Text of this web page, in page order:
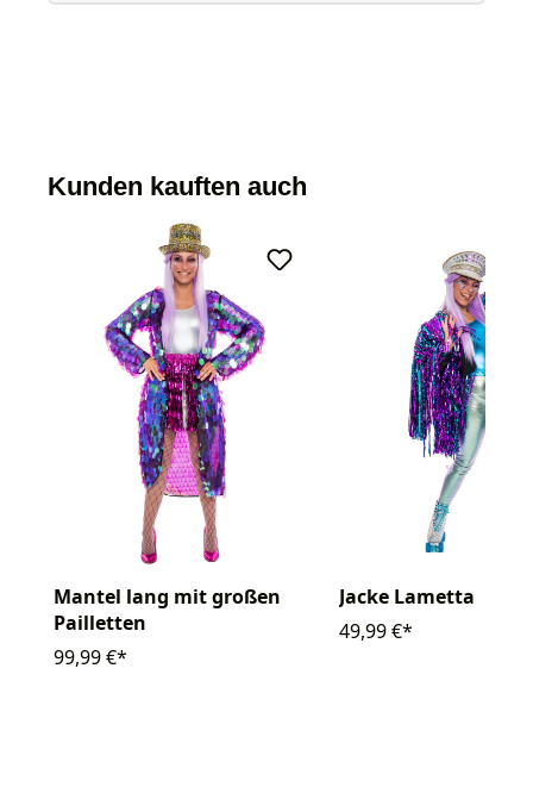
Kunden kauften auch
Mantel lang mit großen
Pailletten
99,99 €*
Jacke Lametta
49,99 €*